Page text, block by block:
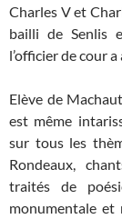
Charles V et
bailli de Senlis
l’officier de cour
Elève de
est même
sur tous les
Rondeaux,
traités de
monumentale et